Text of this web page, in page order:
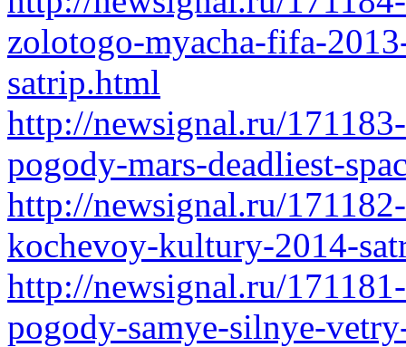
zolotogo-myacha-fifa-
satrip.html
http://newsignal.ru/
pogody-mars-deadliest-
http://newsignal.ru/
kochevoy-kultury-2014-
http://newsignal.ru/
pogody-samye-silnye-